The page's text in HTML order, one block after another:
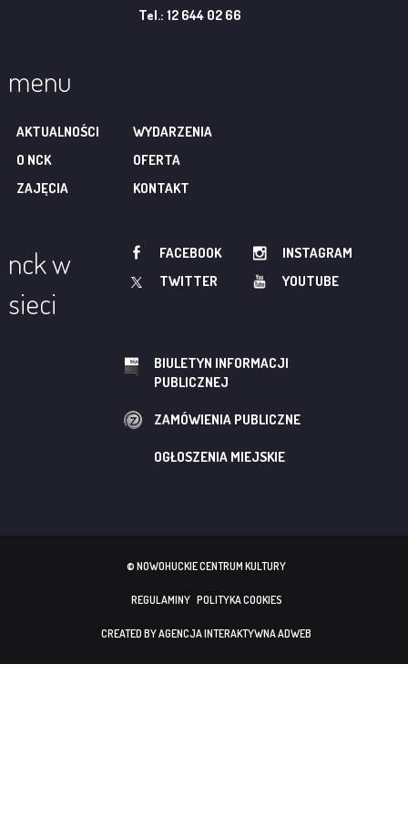
Tel.: 12 644 02 66
menu
AKTUALNOŚCI
WYDARZENIA
O NCK
OFERTA
ZAJĘCIA
KONTAKT
nck w
sieci
FACEBOOK
INSTAGRAM
TWITTER
YOUTUBE
BIULETYN INFORMACJI
PUBLICZNEJ
ZAMÓWIENIA PUBLICZNE
OGŁOSZENIA MIEJSKIE
© NOWOHUCKIE CENTRUM KULTURY
REGULAMINY POLITYKA COOKIES
CREATED BY AGENCJA INTERAKTYWNA ADWEB